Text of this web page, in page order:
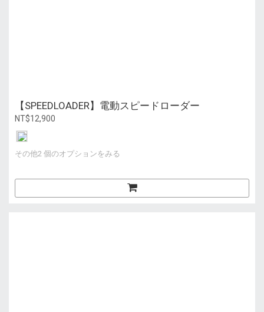
【SPEEDLOADER】電動スピードローダー
NT$12,900
その他2 個のオプションをみる